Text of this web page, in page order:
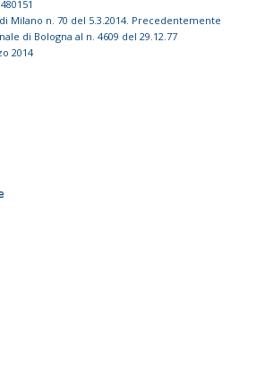
Milano n. 70 del 5.3.2014. Precedentemente
di Bologna al n. 4609 del 29.12.77
2014